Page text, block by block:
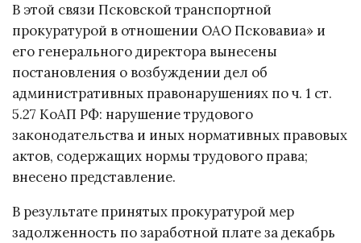
В этой связи Псковской транспортной
прокуратурой в отношении ОАО Псковавиа» и
его генерального директора вынесены
постановления о возбуждении дел об
административных правонарушениях по ч. 1 ст.
5.27 КоАП РФ: нарушение трудового
законодательства и иных нормативных правовых
актов, содержащих нормы трудового права;
внесено представление.
В результате принятых прокуратурой мер
задолженность по заработной плате за декабрь